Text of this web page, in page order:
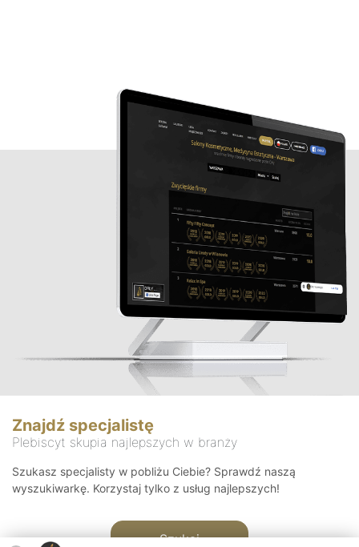
Znajdź specjalistę
Plebiscyt skupia najlepszych w branży
Szukasz specjalisty w pobliżu Ciebie? Sprawdź naszą
wyszukiwarkę. Korzystaj tylko z usług najlepszych!
Szukaj